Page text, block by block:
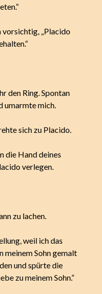
vorsichtig, „Placido
den Ring. Spontan
umarmte mich.
sich zu Placido.
die Hand deines
verlegen.
zu lachen.
weil ich das
meinem Sohn gemalt
und spürte die
zu meinem Sohn.“